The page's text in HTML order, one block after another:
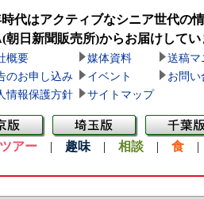
代はアクティブなシニア世代の
朝日新聞販売所)からお届けしてい
概要 媒体資料
送稿マ
のお申し込み
イベント
お問い
情報保護方針
サイトマップ
アー | 趣味 | 相談 | 食